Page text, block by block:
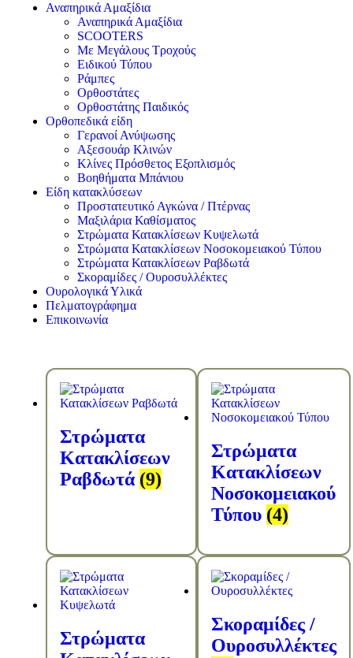
Αναπηρικά Αμαξίδια
Αναπηρικά Αμαξίδια
SCOOTERS
Με Μεγάλους Τροχούς
Ειδικού Τύπου
Ράμπες
Ορθοστάτες
Ορθοστάτης Παιδικός
Ορθοπεδικά είδη
Γερανοί Ανύψωσης
Αξεσουάρ Κλινών
Κλίνες Πρόσθετος Εξοπλισμός
Βοηθήματα Μπάνιου
Είδη κατακλύσεων
Προστατευτικό Αγκώνα / Πτέρνας
Μαξιλάρια Καθίσματος
Στρώματα Κατακλίσεων Κυψελωτά
Στρώματα Κατακλίσεων Νοσοκομειακού Τύπου
Στρώματα Κατακλίσεων Ραβδωτά
Σκοραμίδες / Ουροσυλλέκτες
Ουρολογικά Υλικά
Πελματογράφημα
Επικοινωνία
Στρώματα
Κατακλίσεων
Ραβδωτά (9)
Στρώματα
Κατακλίσεων
Νοσοκομειακού
Τύπου (4)
Στρώματα
Σκοραμίδες /
Ουροσυλλέκτες